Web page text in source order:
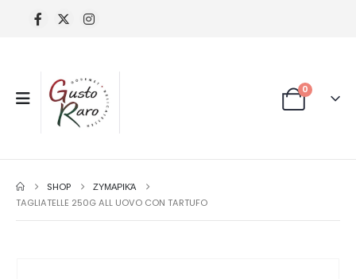
0
SHOP
ΖΥΜΑΡΙΚΆ
TAGLIATELLE 250G ALL UOVO CON TARTUFO